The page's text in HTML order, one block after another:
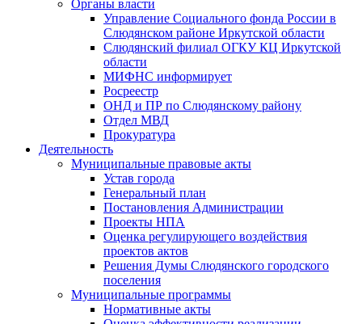
Органы власти
Управление Социального фонда России в
Слюдянском районе Иркутской области
Слюдянский филиал ОГКУ КЦ Иркутской
области
МИФНС информирует
Росреестр
ОНД и ПР по Слюдянскому району
Отдел МВД
Прокуратура
Деятельность
Муниципальные правовые акты
Устав города
Генеральный план
Постановления Администрации
Проекты НПА
Оценка регулирующего воздействия
проектов актов
Решения Думы Слюдянского городского
поселения
Муниципальные программы
Нормативные акты